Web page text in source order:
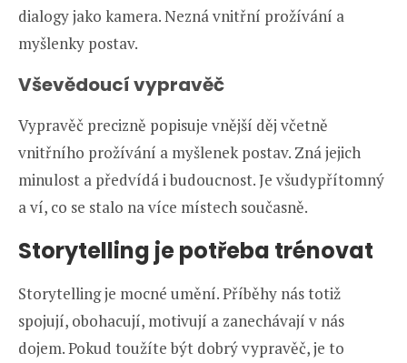
dialogy jako kamera. Nezná vnitřní prožívání a
myšlenky postav.
Vševědoucí vypravěč
Vypravěč precizně popisuje vnější děj včetně
vnitřního prožívání a myšlenek postav. Zná jejich
minulost a předvídá i budoucnost. Je všudypřítomný
a ví, co se stalo na více místech současně.
Storytelling je potřeba trénovat
Storytelling je mocné umění. Příběhy nás totiž
spojují, obohacují, motivují a zanechávají v nás
dojem. Pokud toužíte být dobrý vypravěč, je to